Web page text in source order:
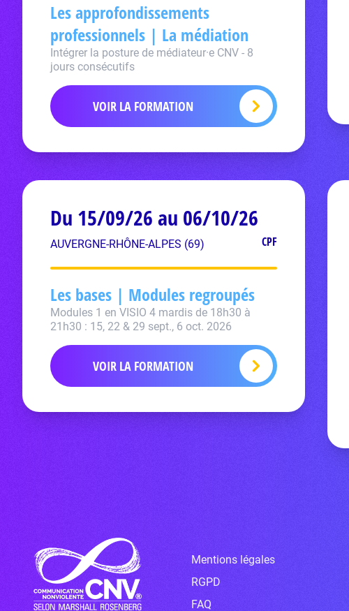
Les approfondissements
professionnels | La médiation
Intégrer la posture de médiateur·e CNV - 8
jours consécutifs
VOIR LA FORMATION
Du 15/09/26 au 06/10/26
AUVERGNE-RHÔNE-ALPES (69) CPF
Les bases | Modules regroupés
Modules 1 en VISIO 4 mardis de 18h30 à
21h30 : 15, 22 & 29 sept., 6 oct. 2026
VOIR LA FORMATION
Mentions légales
RGPD
FAQ